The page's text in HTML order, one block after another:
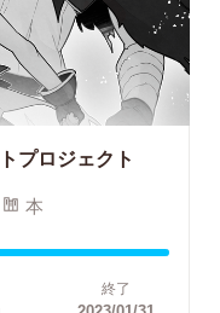
プロジェクト
本
終了